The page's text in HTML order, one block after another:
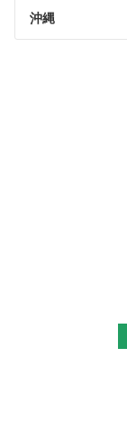
沖縄